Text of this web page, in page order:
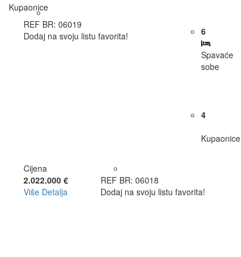
Kupaonice
REF BR: 06019
Dodaj na svoju listu favorita!
6
Spavaće
sobe
4
Kupaonice
Cijena
2.022.000 €
Više Detalja
REF BR: 06018
Dodaj na svoju listu favorita!